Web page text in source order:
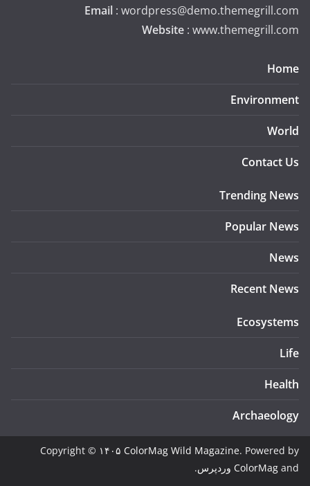
Email : wordpress@demo.themegrill.com
Website : www.themegrill.com
Home
Environment
World
Contact Us
Trending News
Popular News
News
Recent News
Ecosystems
Life
Health
Archaeology
Copyright © ۱۴۰۵ ColorMag Wild Magazine. Powered by
ColorMag and وردپرس.